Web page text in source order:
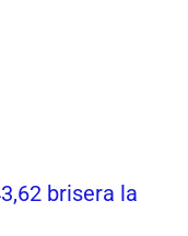
brisera la